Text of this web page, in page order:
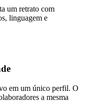
um retrato com
linguagem e
em um único perfil. O
a mesma